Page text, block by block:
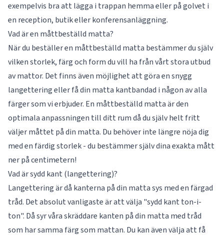
exempelvis bra att lägga i trappan hemma eller på golvet i
en reception, butik eller konferensanläggning.
Vad är en måttbeställd matta?
När du beställer en måttbeställd matta bestämmer du själv
vilken storlek, färg och form du vill ha från vårt stora utbud
av mattor. Det finns även möjlighet att göra en snygg
langettering eller få din matta kantbandad i någon av alla
färger som vi erbjuder. En måttbeställd matta är den
optimala anpassningen till ditt rum då du själv helt fritt
väljer måttet på din matta. Du behöver inte längre nöja dig
med en färdig storlek - du bestämmer själv dina exakta mått
ner på centimetern!
Vad är sydd kant (langettering)?
Langettering är då kanterna på din matta sys med en färgad
tråd. Det absolut vanligaste är att välja "sydd kant ton-i-
ton". Då syr våra skräddare kanten på din matta med tråd
som har samma färg som mattan. Du kan även välja att få